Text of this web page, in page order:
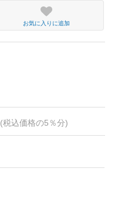
お気に入りに追加
(税込価格の5％分)